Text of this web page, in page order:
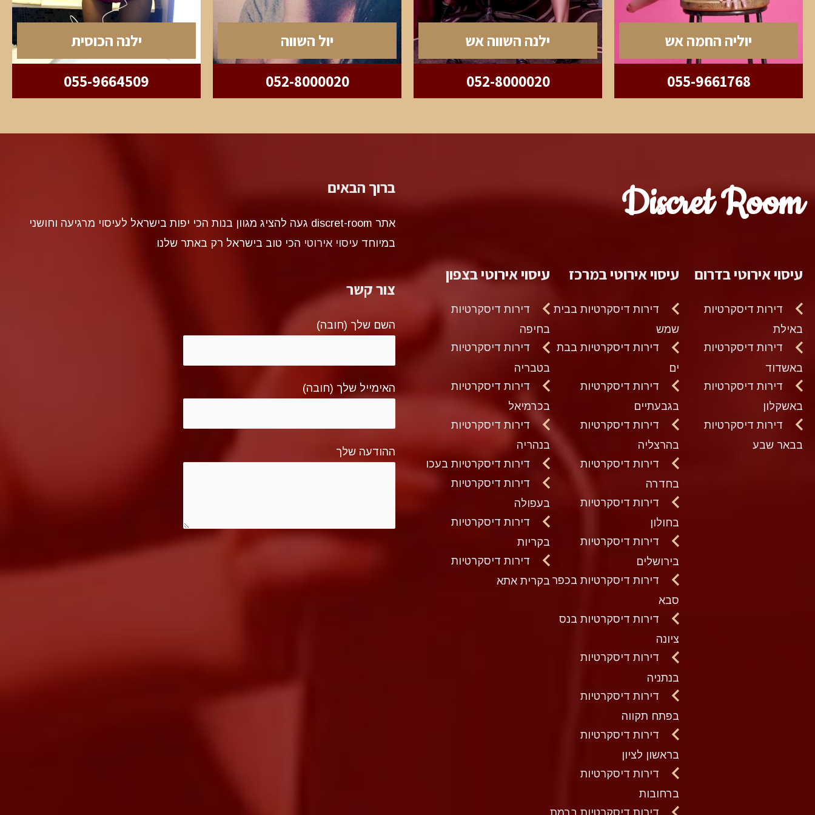
יוליה החמה אש
055-9661768
ילנה השווה אש
052-8000020
יול השווה
052-8000020
ילנה הכוסית
055-9664509
Discret Room
עיסוי אירוטי בדרום
דירות דיסקרטיות
באילת
דירות דיסקרטיות
באשדוד
דירות דיסקרטיות
באשקלון
דירות דיסקרטיות
בבאר שבע
עיסוי אירוטי במרכז
דירות דיסקרטיות בבית
שמש
דירות דיסקרטיות בבת
ים
דירות דיסקרטיות
בגבעתיים
דירות דיסקרטיות
בהרצליה
דירות דיסקרטיות
בחדרה
דירות דיסקרטיות
בחולון
דירות דיסקרטיות
בירושלים
דירות דיסקרטיות בכפר
סבא
דירות דיסקרטיות בנס
ציונה
דירות דיסקרטיות
בנתניה
דירות דיסקרטיות
בפתח תקווה
דירות דיסקרטיות
בראשון לציון
דירות דיסקרטיות
ברחובות
עיסוי אירוטי בצפון
דירות דיסקרטיות
בחיפה
דירות דיסקרטיות
בטבריה
דירות דיסקרטיות
בכרמיאל
דירות דיסקרטיות
בנהריה
דירות דיסקרטיות בעכו
דירות דיסקרטיות
בעפולה
דירות דיסקרטיות
בקריות
דירות דיסקרטיות
בקרית אתא
ברוך הבאים
אתר discret-room געה להציג מגוון בנות הכי יפות בישראל לעיסוי מרגיעה וחושני
במיוחד עיסוי אירוטי הכי טוב בישראל רק באתר שלנו
צור קשר
השם שלך (חובה)
האימייל שלך (חובה)
ההודעה שלך